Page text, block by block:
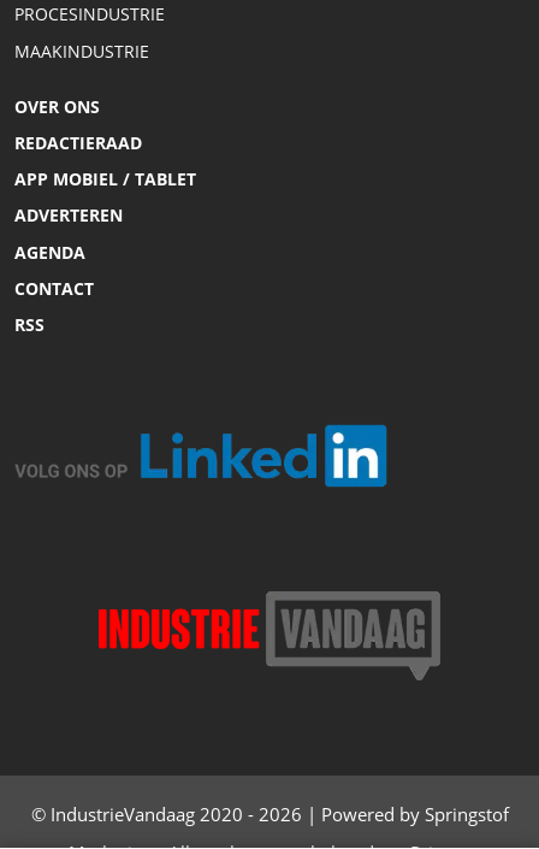
PROCESINDUSTRIE
MAAKINDUSTRIE
OVER ONS
REDACTIERAAD
APP MOBIEL / TABLET
ADVERTEREN
AGENDA
CONTACT
RSS
© IndustrieVandaag 2020 - 2026 | Powered by Springstof